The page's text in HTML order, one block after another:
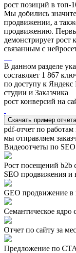
рост позиций в топ-
Мы добились
продвижении, а
продвижению.
демонстрирует рост
связанным с
В данном разделе
составляет 1 867
по доступу к Яндекс
студии и Заказчика
рост конверсий на
Скачать пример
pdf-отчет по
мы отправляем
Видеоотчеты по
Рост посещений b2b
SEO продвижения и
GEO продвижение в
Семантическое
Отчет по сайту за
Предложение по